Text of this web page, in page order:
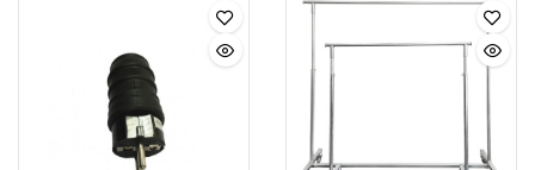
des vêtements en grande
quantité.